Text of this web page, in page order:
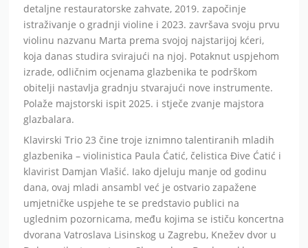
detaljne restauratorske zahvate, 2019. započinje
istraživanje o gradnji violine i 2023. završava svoju prvu
violinu nazvanu Marta prema svojoj najstarijoj kćeri,
koja danas studira svirajući na njoj. Potaknut uspjehom
izrade, odličnim ocjenama glazbenika te podrškom
obitelji nastavlja gradnju stvarajući nove instrumente.
Polaže majstorski ispit 2025. i stječe zvanje majstora
glazbalara.
Klavirski Trio 23 čine troje iznimno talentiranih mladih
glazbenika – violinistica Paula Ćatić, čelistica Đive Ćatić i
klavirist Damjan Vlašić. Iako djeluju manje od godinu
dana, ovaj mladi ansambl već je ostvario zapažene
umjetničke uspjehe te se predstavio publici na
uglednim pozornicama, među kojima se ističu koncertna
dvorana Vatroslava Lisinskog u Zagrebu, Knežev dvor u